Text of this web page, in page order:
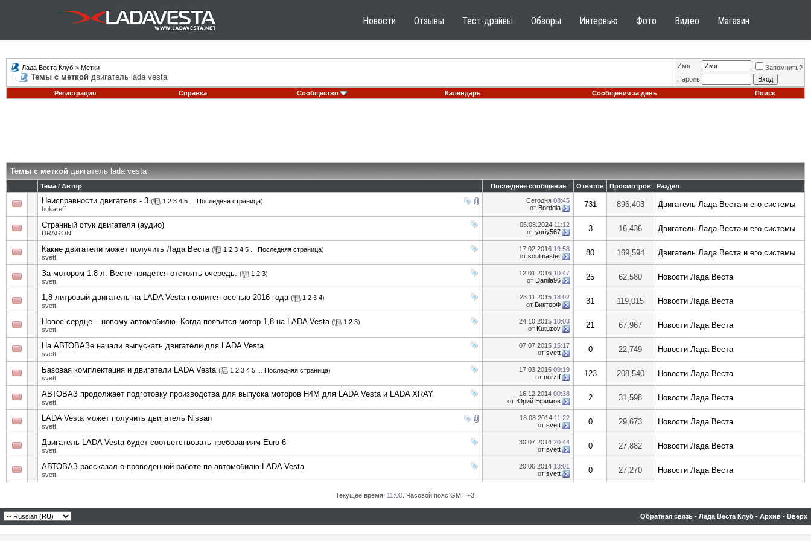
Новости Отзывы Тест-драйвы Обзоры Интервью Фото Видео Магазин
Лада Веста Клуб > Метки
Темы с меткой двигатель lada vesta
Имя
Запомнить?
Пароль
Регистрация
Справка Сообщество Календарь Сообщения за день Поиск
Темы с меткойдвигатель lada vesta
Тема / Автор Последнее сообщение Ответов Просмотров Раздел
Неисправности двигателя - 3 ( 1 2 3 4 5 Последняя страница)
bokareff
Сегодня 08:45
от Bordgia 731 896,403 Двигатель Лада Веста и его системы
Странный стук двигателя (аудио)
DRAGON
05.08.2024 11:12
от yuriy567 3 16,436 Двигатель Лада Веста и его системы
Какие двигатели может получить Лада Веста ( 1 2 3 4 5 Последняя страница)
svett
17.02.2016 19:58
от soulmaster 80 169,594 Двигатель Лада Веста и его системы
За мотором 1.8 л. Весте придётся отстоять очередь. ( 1 2 3)
svett
12.01.2016 10:47
от Danila96 25 62,580 Новости Лада Веста
1,8-литровый двигатель на LADA Vesta появится осенью 2016 года ( 1 2 3 4)
svett
23.11.2015 18:02
от ВикторФ 31 119,015 Новости Лада Веста
Новое сердце – новому автомобилю. Когда появится мотор 1,8 на LADA Vesta ( 1 2 3)
svett
24.10.2015 10:03
от Kutuzov 21 67,967 Новости Лада Веста
На АВТОВАЗе начали выпускать двигатели для LADA Vesta
svett
07.07.2015 15:17
от svett 0 22,749 Новости Лада Веста
Базовая комплектация и двигатели LADA Vesta ( 1 2 3 4 5 Последняя страница)
svett
17.03.2015 09:19
от norztf 123 208,540 Новости Лада Веста
АВТОВАЗ продолжает подготовку производства для выпуска моторов Н4М для LADA Vesta и LADA XRAY
svett
16.12.2014 00:38
от Юрий Ефимов 2 31,598 Новости Лада Веста
LADA Vesta может получить двигатель Nissan
svett
18.08.2014 11:22
от svett 0 29,673 Новости Лада Веста
Двигатель LADA Vesta будет соответствовать требованиям Euro-6
svett
30.07.2014 20:44
от svett 0 27,882 Новости Лада Веста
АВТОВАЗ рассказал о проведенной работе по автомобилю LADA Vesta
svett
20.06.2014 13:01
от svett 0 27,270 Новости Лада Веста
Текущее время: 11:00. Часовой пояс GMT +3.
Обратная связь - Лада Веста Клуб - Архив - Вверх